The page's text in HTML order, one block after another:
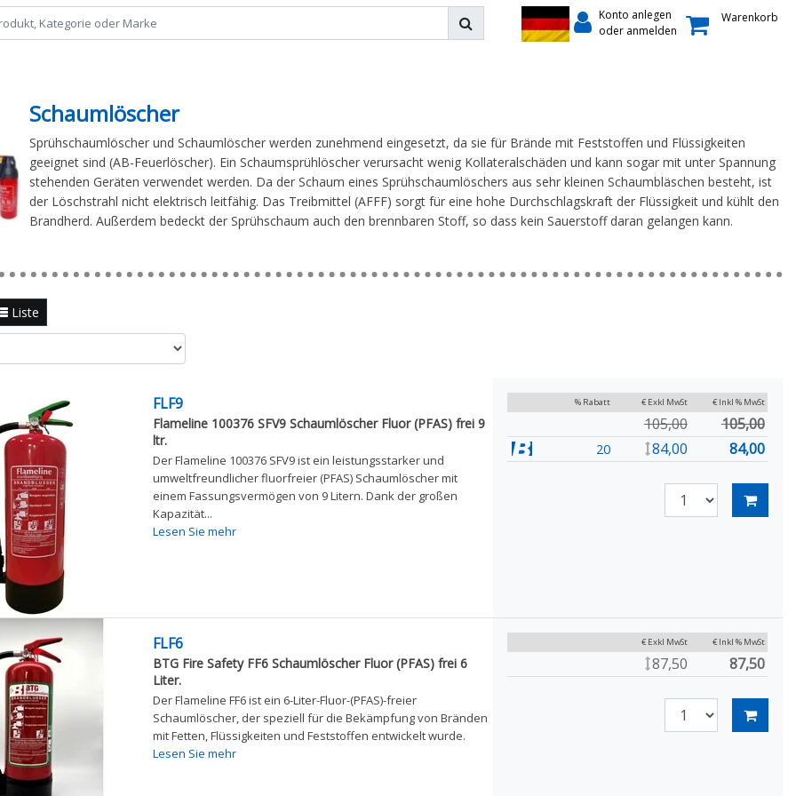
Konto anlegen
oder anmelden
Warenkorb
Schaumlöscher
Sprühschaumlöscher und Schaumlöscher werden zunehmend eingesetzt, da sie für Brände mit Feststoffen und Flüssigkeiten
geeignet sind (AB-Feuerlöscher). Ein Schaumsprühlöscher verursacht wenig Kollateralschäden und kann sogar mit unter Spannung
stehenden Geräten verwendet werden. Da der Schaum eines Sprühschaumlöschers aus sehr kleinen Schaumbläschen besteht, ist
der Löschstrahl nicht elektrisch leitfähig. Das Treibmittel (AFFF) sorgt für eine hohe Durchschlagskraft der Flüssigkeit und kühlt den
Brandherd. Außerdem bedeckt der Sprühschaum auch den brennbaren Stoff, so dass kein Sauerstoff daran gelangen kann.
Liste
FLF9
Flameline 100376 SFV9 Schaumlöscher Fluor (PFAS) frei 9
ltr.
Der Flameline 100376 SFV9 ist ein leistungsstarker und
umweltfreundlicher fluorfreier (PFAS) Schaumlöscher mit
einem Fassungsvermögen von 9 Litern. Dank der großen
Kapazität...
Lesen Sie mehr
% Rabatt € Exkl MwSt € Inkl % MwSt
105,00 105,00
20 84,00 84,00
FLF6
BTG Fire Safety FF6 Schaumlöscher Fluor (PFAS) frei 6
Liter.
Der Flameline FF6 ist ein 6-Liter-Fluor-(PFAS)-freier
Schaumlöscher, der speziell für die Bekämpfung von Bränden
mit Fetten, Flüssigkeiten und Feststoffen entwickelt wurde.
Lesen Sie mehr
€ Exkl MwSt € Inkl % MwSt
87,50 87,50